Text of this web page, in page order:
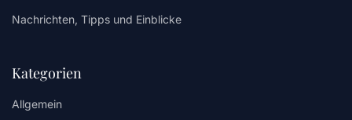
Nachrichten, Tipps und Einblicke
Kategorien
Allgemein